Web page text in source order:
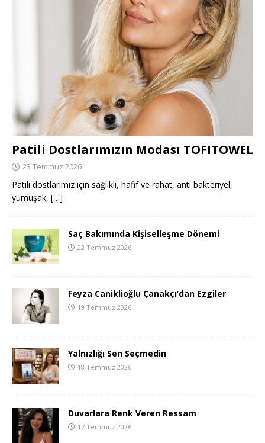
Patili Dostlarımızın Modası TOFITOWEL
23 Temmuz 2026
Patili dostlarımız için sağlıklı, hafif ve rahat, anti bakteriyel,
yumuşak, […]
Saç Bakımında Kişiselleşme Dönemi
22 Temmuz 2026
Feyza Caniklioğlu Çanakçı’dan Ezgiler
19 Temmuz 2026
Yalnızlığı Sen Seçmedin
18 Temmuz 2026
Duvarlara Renk Veren Ressam
17 Temmuz 2026